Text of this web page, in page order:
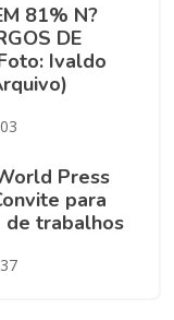
81% N?
DE
Ivaldo
Press
para
de trabalhos